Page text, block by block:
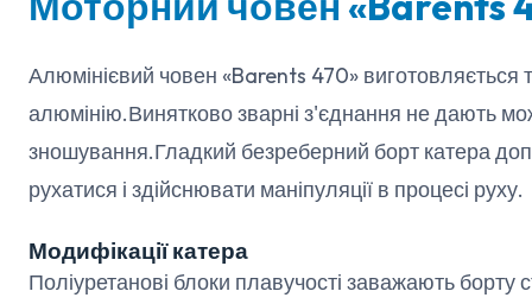
Алюмінієвий човен «Barents 470» виготовляється
алюмінію.Винятково зварні з'єднання не дають
зношування.Гладкий безреберний борт катера
рухатися і здійснювати маніпуляції в процесі руху.
Модифікації катера
Поліуретанові блоки плавучості заважають борту